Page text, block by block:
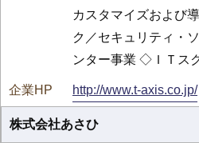
カスタマイズおよび
ク／セキュリティ・
ンター事業 ◇ＩＴス
http://www.t-axis.co.jp/
株式会社あさひ